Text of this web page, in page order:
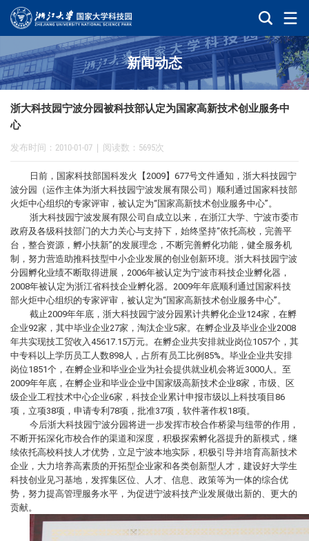
新闻动态
浙大科技园宁波分园被科技部认定为国家高新技术创业服务中
心
发布时间：2010-01-07 阅读数：5695次
日前，国家科技部国科发火【2009】677号文件通知，浙大科技园宁
波分园（运作主体为浙大科技园宁波发展有限公司）顺利通过国家科技部
火炬中心组织的专家评审，被认定为“国家高新技术创业服务中心”。
浙大科技园宁波发展有限公司自成立以来，在浙江大学、宁波市委市
政府及各级科技部门的大力关心与支持下，始终坚持“依托高校，完善平
台，整合资源，孵小扶新”的发展理念，不断完善孵化功能，健全服务机
制，努力营造助推科技型中小企业发展的创业创新环境。浙大科技园宁波
分园孵化业绩不断取得进展，2006年被认定为宁波市科技企业孵化器，
2008年被认定为浙江省科技企业孵化器。2009年年底顺利通过国家科技
部火炬中心组织的专家评审，被认定为“国家高新技术创业服务中心”。
截止2009年年底，浙大科技园宁波分园累计共孵化企业124家，在孵
企业92家，其中毕业企业27家，淘汰企业5家。在孵企业及毕业企业2008
年共实现技工贸收入45617.15万元。在孵企业共安排就业岗位1057个，其
中专科以上学历员工人数898人，占所有员工比例85%。毕业企业共安排
岗位1851个，在孵企业和毕业企业为社会提供就业机会将近3000人。至
2009年年底，在孵企业和毕业企业中国家级高新技术企业8家，市级、区
级企业工程技术中心企业6家，科技企业累计申报市级以上科技项目86
项，立项38项，申请专利78项，批准37项，软件著作权18项。
今后浙大科技园宁波分园将进一步发挥市校合作桥梁与纽带的作用，
不断开拓深化市校合作的渠道和深度，积极探索孵化器提升的新模式，继
续依托高校科技人才优势，立足宁波本地实际，积极引导并培育高新技术
企业，大力培养高素质的开拓型企业家和各类创新型人才，建设好大学生
科技创业见习基地，发挥集区位、人才、信息、政策等为一体的综合优
势，努力提高管理服务水平，为促进宁波科技产业发展做出新的、更大的
贡献。